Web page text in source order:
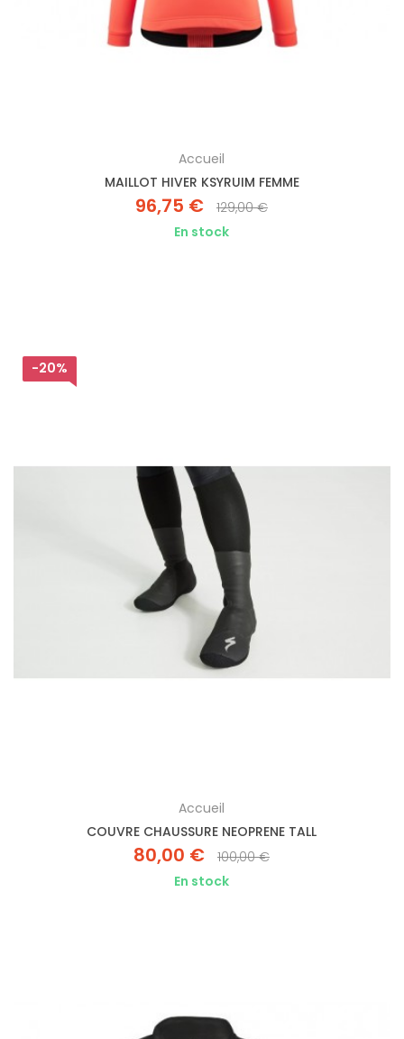
Accueil
MAILLOT HIVER KSYRUIM FEMME
96,75 €
129,00 €
En stock
-20%
Accueil
COUVRE CHAUSSURE NEOPRENE TALL
80,00 €
100,00 €
En stock